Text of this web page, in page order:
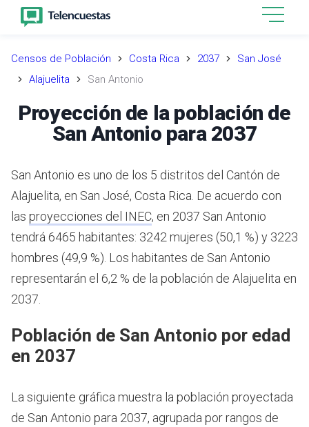
Censos de Población Costa Rica 2037
San José
Alajuelita
San Antonio
Proyección de la población de
San Antonio para 2037
San Antonio es uno de los 5 distritos del Cantón de
Alajuelita, en San José, Costa Rica. De acuerdo con
las proyecciones del INEC, en 2037 San Antonio
tendrá 6465 habitantes: 3242 mujeres (50,1 %) y 3223
hombres (49,9 %). Los habitantes de San Antonio
representarán el 6,2 % de la población de Alajuelita en
2037.
Población de San Antonio por edad
en 2037
La siguiente gráfica muestra la población proyectada
de San Antonio para 2037, agrupada por rangos de